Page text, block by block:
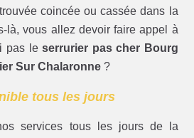
coincée ou cassée dans la
là, vous allez devoir faire appel à
pas leserrurier pas cher Bourg
Sur Chalaronne ?
tous les jours
services tous les jours de la